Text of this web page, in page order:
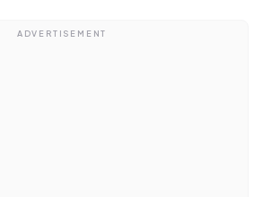
ADVERTISEMENT